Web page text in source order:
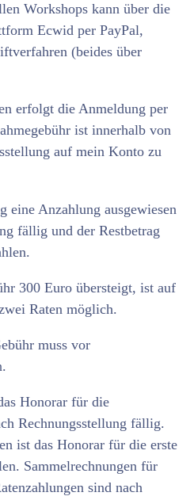
Workshops kann über die
Ecwid per PayPal,
(beides über
erfolgt die Anmeldung per
ist innerhalb von
auf mein Konto zu
eine Anzahlung ausgewiesen
fällig und der Restbetrag
300 Euro übersteigt, ist auf
Raten möglich.
muss vor
Honorar für die
Rechnungsstellung fällig.
ist das Honorar für die erste
Sammelrechnungen für
sind nach